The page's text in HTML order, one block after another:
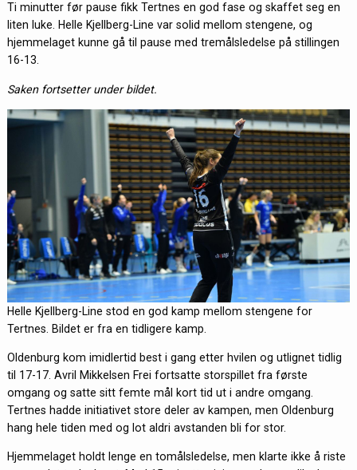
Ti minutter før pause fikk Tertnes en god fase og skaffet seg en
liten luke. Helle Kjellberg-Line var solid mellom stengene, og
hjemmelaget kunne gå til pause med tremålsledelse på stillingen
16-13.
Saken fortsetter under bildet.
Helle Kjellberg-Line stod en god kamp mellom stengene for
Tertnes. Bildet er fra en tidligere kamp.
Oldenburg kom imidlertid best i gang etter hvilen og utlignet tidlig
til 17-17. Avril Mikkelsen Frei fortsatte storspillet fra første
omgang og satte sitt femte mål kort tid ut i andre omgang.
Tertnes hadde initiativet store deler av kampen, men Oldenburg
hang hele tiden med og lot aldri avstanden bli for stor.
Hjemmelaget holdt lenge en tomålsledelse, men klarte ikke å riste